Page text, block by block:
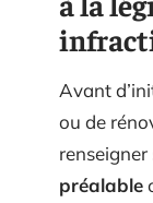
Avant
ou de
renseigner
préalable